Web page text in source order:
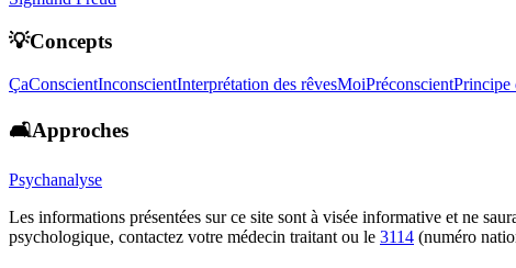
💡Concepts
ÇaConscientInconscientInterprétation des rêvesMoiPréconscientPrincipe
🛋️Approches
Psychanalyse
Les informations présentées sur ce site sont à visée informative et ne
psychologique, contactez votre médecin traitant ou le 3114 (numéro